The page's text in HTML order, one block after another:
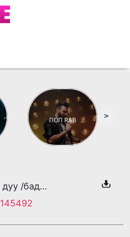
ПОП R&B >
Нэргүй дуу /бадаг/
145492